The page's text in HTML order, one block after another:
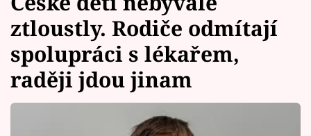
Témata
Celebrity
Vztahy
ztloustly. Rodiče odmítají
spolupráci s lékařem,
raději jdou jinam